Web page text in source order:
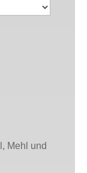
, Mehl und